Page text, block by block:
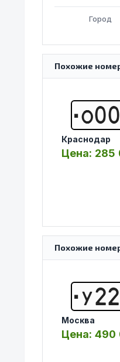
Город
Похожие
О00
Краснодар
Цена: 285
Похожие
У22
Москва
Цена: 490